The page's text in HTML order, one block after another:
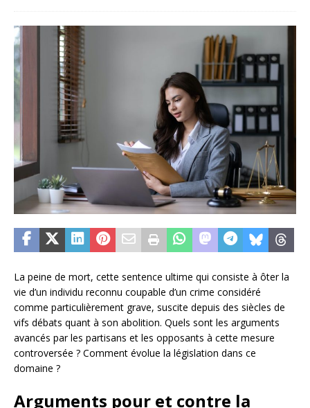
La peine de mort, cette sentence ultime qui consiste à ôter la
vie d’un individu reconnu coupable d’un crime considéré
comme particulièrement grave, suscite depuis des siècles de
vifs débats quant à son abolition. Quels sont les arguments
avancés par les partisans et les opposants à cette mesure
controversée ? Comment évolue la législation dans ce
domaine ?
Arguments pour et contre la